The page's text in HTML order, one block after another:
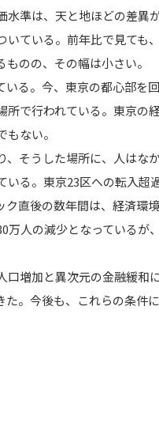
準は、天と地ほどの差異
いている。前年比で見ても
のの、その幅は小さい。
る。今、東京の都心部を
で行われている。東京の
ない。
そうした場所に、人はな
る。東京23区への転入超
直後の数年間は、経済環
人の減少となっているが
増加と異次元の金融緩和
。今後も、これらの条件